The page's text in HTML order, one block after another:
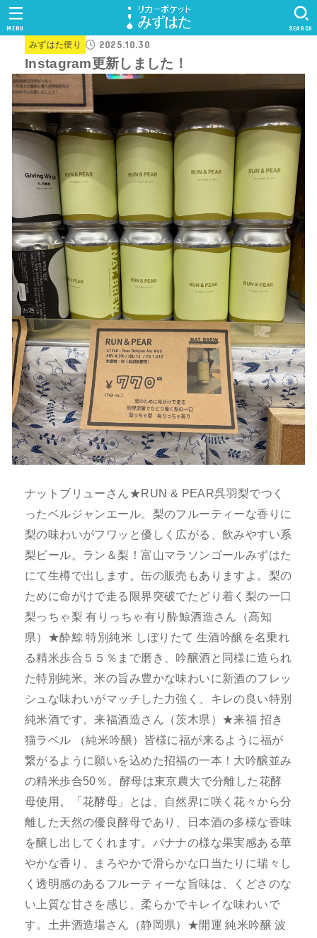
SEARCH
MENU
みずはた便り 2025.10.30
Instagram更新しました！
ナットブリューさん★RUN & PEAR呉羽梨でつく
ったベルジャンエール。梨のフルーティーな香りに
梨の味わいがフワッと優しく広がる、飲みやすい系
梨ビール。ラン＆梨！富山マラソンゴールみずはた
にて生樽で出します。缶の販売もありますよ。梨の
ために命がけで走る限界突破でたどり着く梨の一口
梨っちゃ梨 有りっちゃ有り酔鯨酒造さん（高知
県）★酔鯨 特別純米 しぼりたて 生酒吟醸を名乗れ
る精米歩合５５％まで磨き、吟醸酒と同様に造られ
た特別純米。米の旨み豊かな味わいに新酒のフレッ
シュな味わいがマッチした力強く、キレの良い特別
純米酒です。来福酒造さん（茨木県）★来福 招き
猫ラベル （純米吟醸）皆様に福が来るように福が
繋がるように願いを込めた招福の一本！大吟醸並み
の精米歩合50％。酵母は東京農大で分離した花酵
母使用。「花酵母」とは、自然界に咲く花々から分
離した天然の優良酵母であり、日本酒の多様な香味
を醸し出してくれます。バナナの様な果実感ある華
やかな香り、まろやかで滑らかな口当たりに瑞々し
く透明感のあるフルーティーな旨味は、くどさのな
い上質な甘さを感じ、柔らかでキレイな味わいで
す。土井酒造場さん（静岡県）★開運 純米吟醸 波